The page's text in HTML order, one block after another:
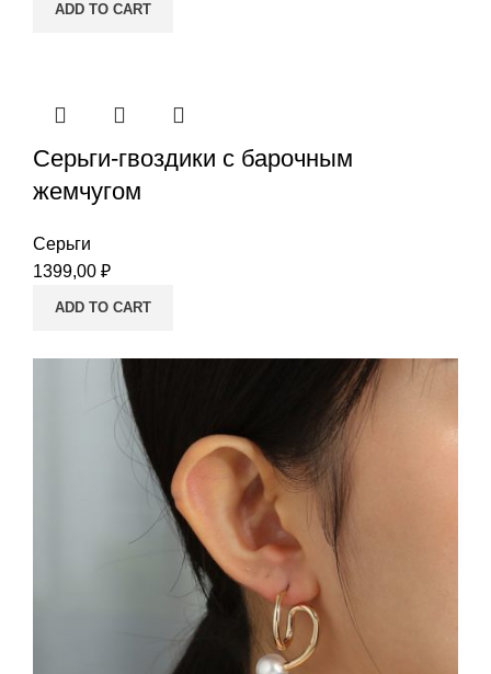
ADD TO CART
Серьги-гвоздики с барочным
жемчугом
Серьги
1399,00 ₽
ADD TO CART